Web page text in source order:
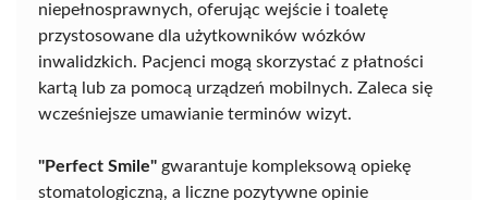
niepełnosprawnych, oferując wejście i toaletę
przystosowane dla użytkowników wózków
inwalidzkich. Pacjenci mogą skorzystać z płatności
kartą lub za pomocą urządzeń mobilnych. Zaleca się
wcześniejsze umawianie terminów wizyt.
"Perfect Smile" gwarantuje kompleksową opiekę
stomatologiczną, a liczne pozytywne opinie